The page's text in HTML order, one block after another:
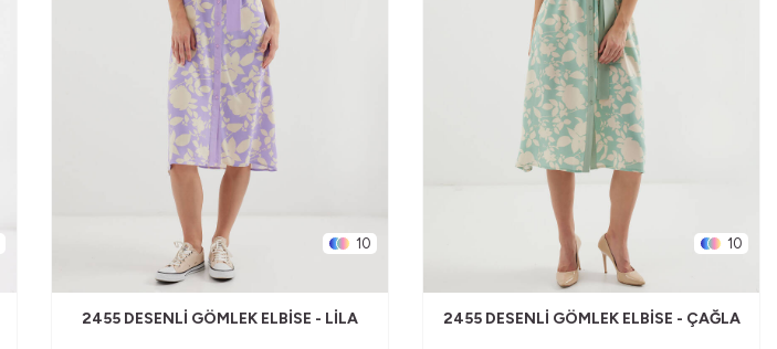
10
2455 DESENLI GÖMLEK ELBISE - LILA
10
2455 DESENLI GÖMLEK ELBISE - ÇAĞLA